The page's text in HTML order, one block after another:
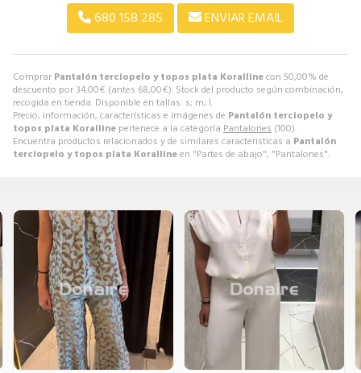
Comprar Pantalón terciopelo y topos plata Korallinecon 50,00% de
descuento por 34,00€ (antes 68,00€). Stock del producto según combinación,
recogida en tienda. Disponible en tallas: s; m; l.
Precio, información, características e imágenes de Pantalón terciopelo y
topos plata Koralline pertenece a la categoría Pantalones (100).
Encuentra productos relacionados y de similares características a Pantalón
terciopelo y topos plata Korallineen "Partes de abajo", "Pantalones".
680 158 285 ENVIAR EMAIL